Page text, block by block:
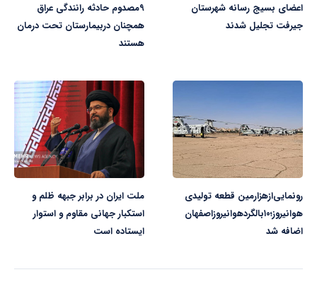
اعضای بسیج رسانه شهرستان
جیرفت تجلیل شدند
۹مصدوم حادثه رانندگی عراق
همچنان دربیمارستان‌ تحت درمان
هستند
رونمایی‌ازهزارمین قطعه تولیدی
هوانیروز؛۱۰بالگردهوانیروزاصفهان
اضافه شد
ملت ایران در برابر جبهه ظلم و
استکبار جهانی مقاوم و استوار
ایستاده است